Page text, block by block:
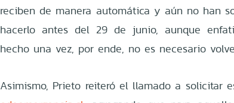
reciben de manera automática y aún no han
hacerlo antes del 29 de junio, aunque
hecho una vez, por ende, no es necesario
Asimismo, Prieto reiteró el llamado a solicitar